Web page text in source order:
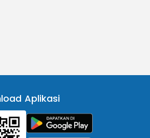
Aplikasi